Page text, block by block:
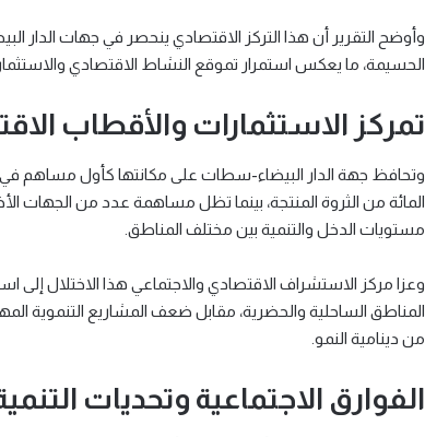
وأوضح التقرير أن هذا التركز الاقتصادي ينحصر في جهات الدار
الحسيمة، ما يعكس استمرار تموقع النشاط الاقتصادي
تمركز الاستثمارات والأقطاب
المائة من الثروة المنتجة، بينما تظل مساهمة عدد من
مستويات الدخل والتنمية بين مختلف المناطق.
وعزا مركز الاستشراف الاقتصادي والاجتماعي هذا الاختلال إلى
المناطق الساحلية والحضرية، مقابل ضعف المشاريع التنموية
من دينامية النمو.
الفوارق الاجتماعية وتحديات